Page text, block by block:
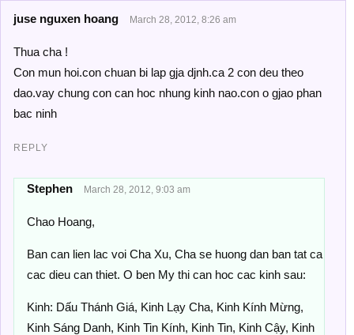
juse nguxen hoang March 28, 2012, 8:26 am
Thua cha !
Con mun hoi.con chuan bi lap gja djnh.ca 2 con deu theo
dao.vay chung con can hoc nhung kinh nao.con o gjao phan
bac ninh
REPLY
Stephen March 28, 2012, 9:03 am
Chao Hoang,
Ban can lien lac voi Cha Xu, Cha se huong dan ban tat ca
cac dieu can thiet. O ben My thi can hoc cac kinh sau:
Kinh: Dấu Thánh Giá, Kinh Lạy Cha, Kinh Kính Mừng,
Kinh Sáng Danh, Kinh Tin Kính, Kinh Tin, Kinh Cậy, Kinh